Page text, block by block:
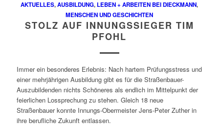
AKTUELLES,AUSBILDUNG, LEBEN + ARBEITEN BEI DIECKMANN,
MENSCHEN UND GESCHICHTEN
STOLZ AUF INNUNGSSIEGER TIM
PFOHL
Immer ein besonderes Erlebnis: Nach hartem Prüfungsstress und
einer mehrjährigen Ausbildung gibt es für die Straßenbauer-
Auszubildenden nichts Schöneres als endlich im Mittelpunkt der
feierlichen Lossprechung zu stehen. Gleich 18 neue
Straßenbauer konnte Innungs-Obermeister Jens-Peter Zuther in
ihre berufliche Zukunft entlassen.